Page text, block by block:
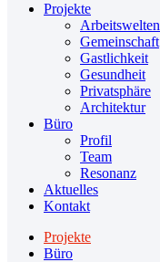
Projekte
Arbeitswelten
Gemeinschaft
Gastlichkeit
Gesundheit
Privatsphäre
Architektur
Büro
Profil
Team
Resonanz
Aktuelles
Kontakt
Projekte
Büro